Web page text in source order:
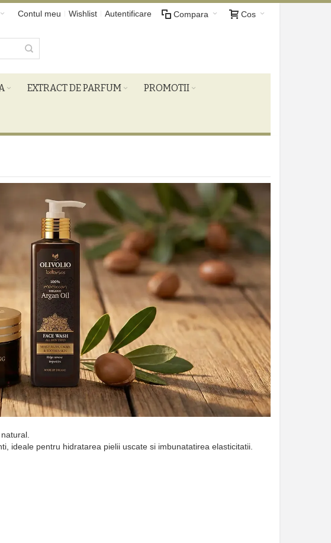
Cos
Compara
Contul meu Wishlist Autentificare
EXTRACT DE PARFUM PROMOTII
ideale pentru hidratarea pielii uscate si imbunatatirea elasticitatii.